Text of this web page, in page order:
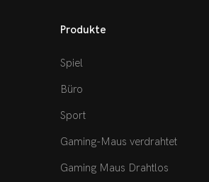
Produkte
Spiel
Büro
Sport
Gaming-Maus verdrahtet
Gaming Maus Drahtlos